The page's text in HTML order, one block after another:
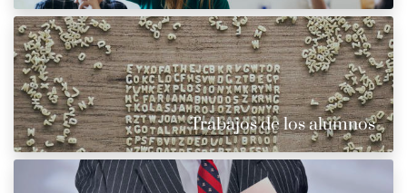
Trabajos de los alumnos